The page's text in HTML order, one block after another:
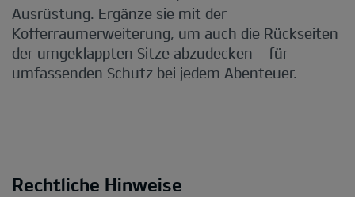
Rechtliche Hinweise